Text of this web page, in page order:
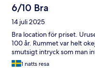
6/10 Bra
14 juli 2025
Bra location för priset.
100 år. Rummet var helt
smutsigt intryck som man
1 natts resa